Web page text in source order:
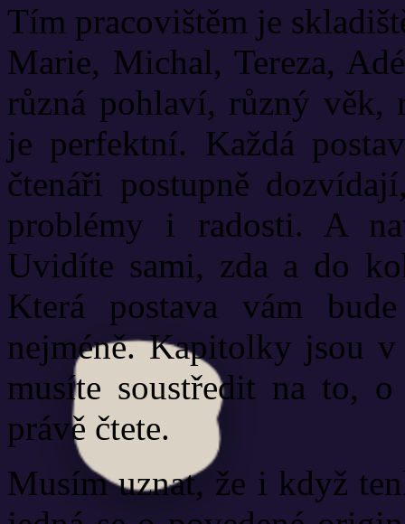
Tím pracovištěm je
Marie, Michal, Tereza,
různá pohlaví, různý věk,
je perfektní. Každá
čtenáři postupně
problémy i radosti. A
Uvidíte sami, zda a do
Která postava vám
nejméně. Kapitolky jsou
musíte soustředit na to,
právě čtete.
Musím uznat, že i když